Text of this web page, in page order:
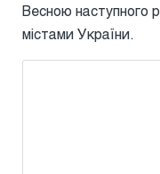
Весною наступного
містами України.